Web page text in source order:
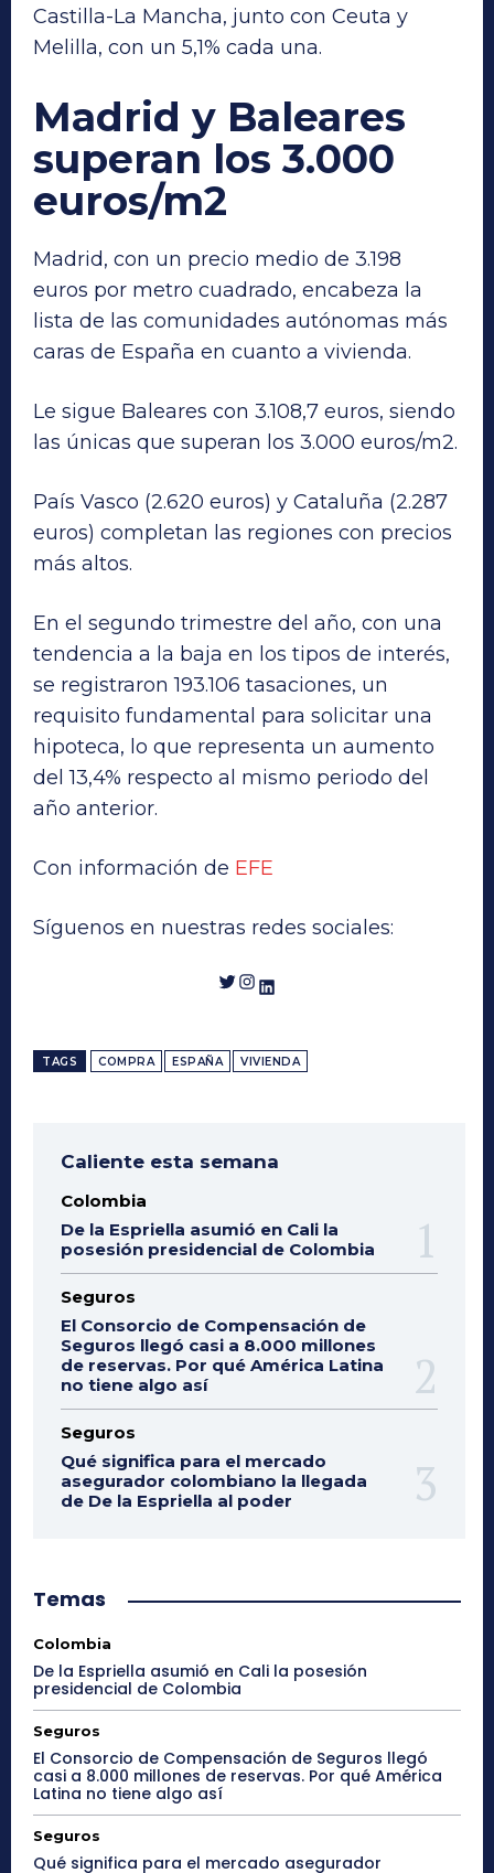
Castilla-La Mancha, junto con Ceuta y
Melilla, con un 5,1% cada una.
Madrid y Baleares
superan los 3.000
euros/m2
Madrid, con un precio medio de 3.198
euros por metro cuadrado, encabeza la
lista de las comunidades autónomas más
caras de España en cuanto a vivienda.
Le sigue Baleares con 3.108,7 euros, siendo
las únicas que superan los 3.000 euros/m2.
País Vasco (2.620 euros) y Cataluña (2.287
euros) completan las regiones con precios
más altos.
En el segundo trimestre del año, con una
tendencia a la baja en los tipos de interés,
se registraron 193.106 tasaciones, un
requisito fundamental para solicitar una
hipoteca, lo que representa un aumento
del 13,4% respecto al mismo periodo del
año anterior.
Con información de EFE
Síguenos en nuestras redes sociales:
Twitter InstagramLinkedIn
TAGS COMPRA ESPAÑA VIVIENDA
Caliente esta semana
Colombia
De la Espriella asumió en Cali la
posesión presidencial de Colombia
Seguros
El Consorcio de Compensación de
Seguros llegó casi a 8.000 millones
de reservas. Por qué América Latina
no tiene algo así
Seguros
Qué significa para el mercado
asegurador colombiano la llegada
de De la Espriella al poder
Temas
Colombia
De la Espriella asumió en Cali la posesión
presidencial de Colombia
Seguros
El Consorcio de Compensación de Seguros llegó
casi a 8.000 millones de reservas. Por qué América
Latina no tiene algo así
Seguros
Qué significa para el mercado asegurador